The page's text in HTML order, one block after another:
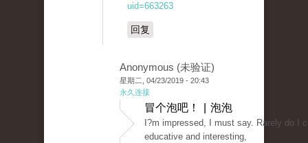
uid=663263
回复
Anonymous (未验证)
星期二, 04/23/2019 - 20:43
永久连接
冒个泡吧！ | 泡泡
I?m impressed, I must say. Rarely do I
educative and interesting,